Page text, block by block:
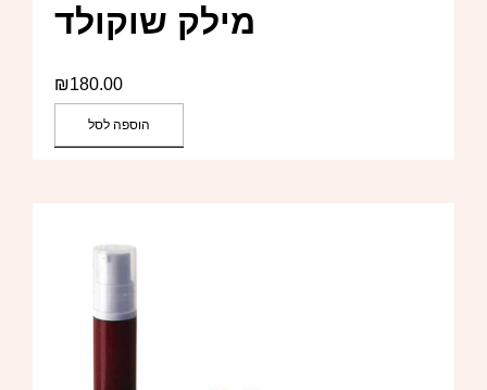
מילק שוקולד
₪180.00
הוספה לסל